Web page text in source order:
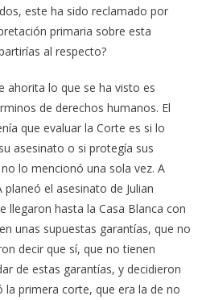
este ha sido reclamado por
primaria sobre esta
al respecto?
ahorita lo que se ha visto es
de derechos humanos. El
que evaluar la Corte es si lo
asesinato o si protegía sus
lo mencionó una sola vez. A
el asesinato de Julian
llegaron hasta la Casa Blanca con
unas supuestas garantías, que no
decir que sí, que no tienen
de estas garantías, y decidieron
primera corte, que era la de no